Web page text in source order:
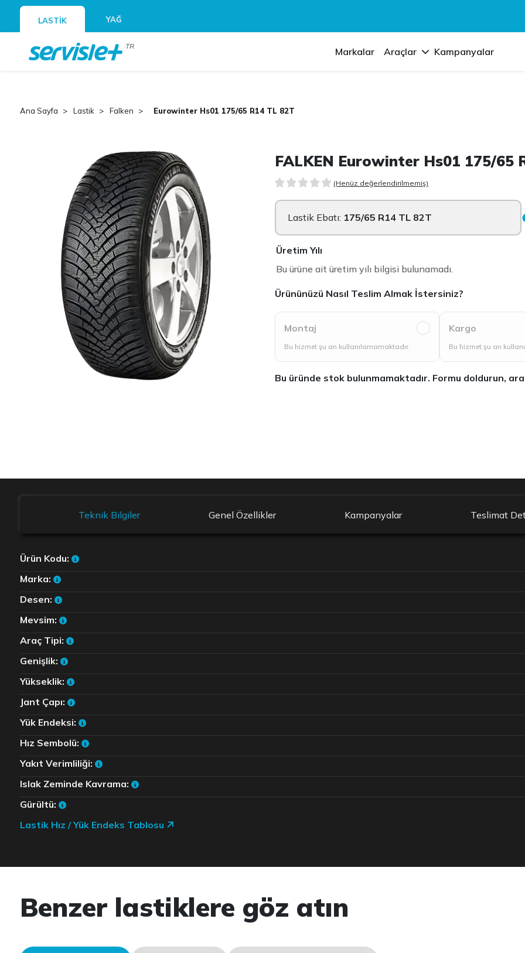
LASTİK YAĞ
TR Markalar Araçlar Kampanyalar
Ana Sayfa Lastik Falken Eurowinter Hs01 175/65 R14 TL 82T
FALKEN Eurowinter Hs01 175/65
(Henüz değerlendirilmemiş)
Lastik Ebatı: 175/65 R14 TL 82T
Üretim Yılı
Bu ürüne ait üretim yılı bilgisi bulunamadı.
Ürününüzü Nasıl Teslim Almak İstersiniz?
Montaj
Bu hizmet şu an kullanılamamaktadır.
Kargo
Bu hizmet şu an
Bu üründe stok bulunmamaktadır. Formu doldurun,
Teknik Bilgiler Genel Özellikler Kampanyalar Teslimat
Ürün Kodu:
Marka:
Desen:
Mevsim:
Araç Tipi:
Genişlik:
Yükseklik:
Jant Çapı:
Yük Endeksi:
Hız Sembolü:
Yakıt Verimliliği:
Islak Zeminde Kavrama:
Gürültü:
Lastik Hız / Yük Endeks Tablosu
Benzer lastiklere göz atın